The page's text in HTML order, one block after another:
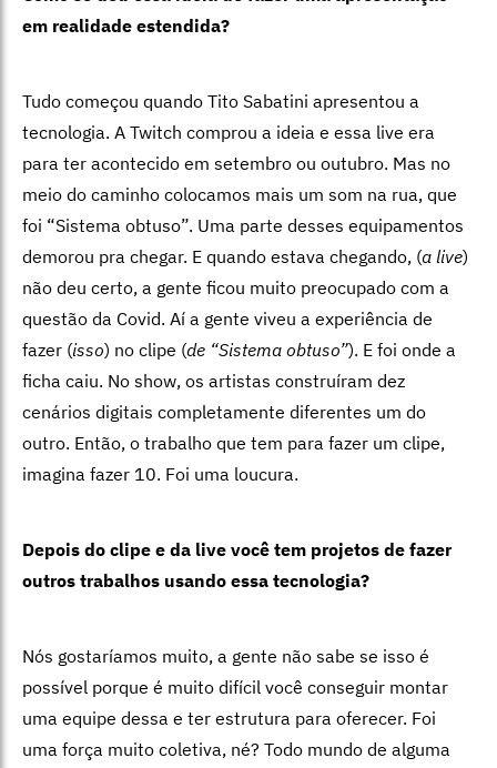
em realidade estendida?
Tudo começou quando Tito Sabatini apresentou a
tecnologia. A Twitch comprou a ideia e essa live era
para ter acontecido em setembro ou outubro. Mas no
meio do caminho colocamos mais um som na rua, que
foi “Sistema obtuso”. Uma parte desses equipamentos
demorou pra chegar. E quando estava chegando, (a live)
não deu certo, a gente ficou muito preocupado com a
questão da Covid. Aí a gente viveu a experiência de
fazer (isso) no clipe (de “Sistema obtuso”). E foi onde a
ficha caiu. No show, os artistas construíram dez
cenários digitais completamente diferentes um do
outro. Então, o trabalho que tem para fazer um clipe,
imagina fazer 10. Foi uma loucura.
Depois do clipe e da live você tem projetos de fazer
outros trabalhos usando essa tecnologia?
Nós gostaríamos muito, a gente não sabe se isso é
possível porque é muito difícil você conseguir montar
uma equipe dessa e ter estrutura para oferecer. Foi
uma força muito coletiva, né? Todo mundo de alguma